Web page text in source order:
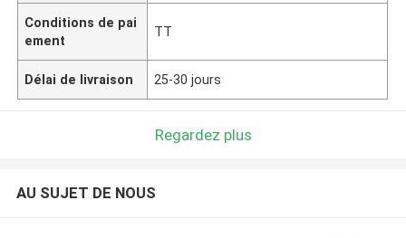
Conditions de pai
ement
TT
Délai de livraison 25-30 jours
Regardez plus
AU SUJET DE NOUS